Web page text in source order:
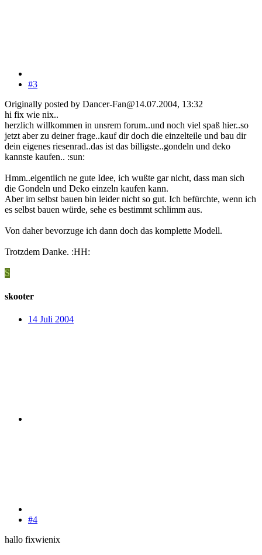
#3
Originally posted by Dancer-Fan@14.07.2004, 13:32
hi fix wie nix..
herzlich willkommen in unsrem forum..und noch viel spaß hier..so
jetzt aber zu deiner frage..kauf dir doch die einzelteile und bau dir
dein eigenes riesenrad..das ist das billigste..gondeln und deko
kannste kaufen.. :sun:
Hmm..eigentlich ne gute Idee, ich wußte gar nicht, dass man sich
die Gondeln und Deko einzeln kaufen kann.
Aber im selbst bauen bin leider nicht so gut. Ich befürchte, wenn ich
es selbst bauen würde, sehe es bestimmt schlimm aus.
Von daher bevorzuge ich dann doch das komplette Modell.
Trotzdem Danke. :HH:
S
skooter
14 Juli 2004
#4
hallo fixwienix